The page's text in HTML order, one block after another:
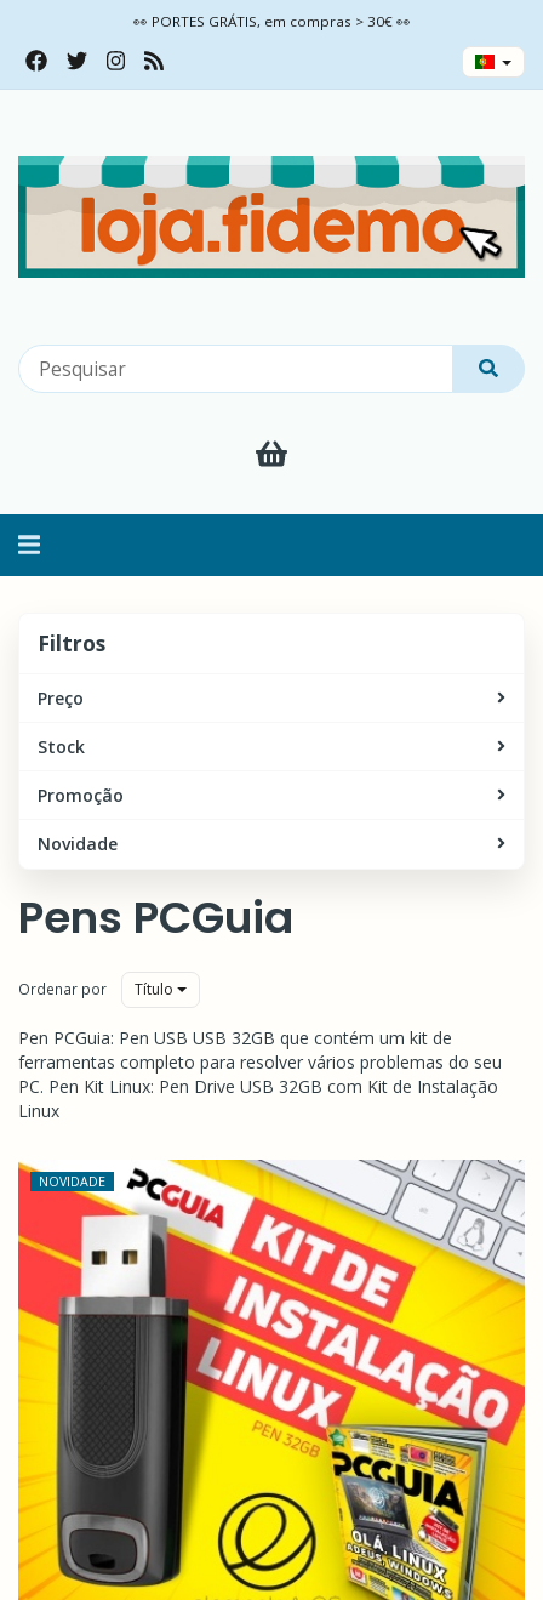
👀 PORTES GRÁTIS, em compras > 30€ 👀
Alternar
Filtros
Preço
Stock
Promoção
Novidade
Pens PCGuia
Ordenar por Título
Pen PCGuia: Pen USB USB 32GB que contém um kit de
ferramentas completo para resolver vários problemas do seu
PC. Pen Kit Linux: Pen Drive USB 32GB com Kit de Instalação
Linux
NOVIDADE